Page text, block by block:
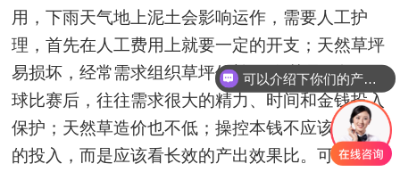
用，下雨天气地上泥土会影响运作，需要人工护
理，首先在人工费用上就要一定的开支；天然草坪
易损坏，经常需求组织草坪修补 ，尤其是一场足
球比赛后，往往需求很大的精力、时间和金钱投入
保护；天然草造价也不低；操控本钱不应该看一次
的投入，而是应该看长效的产出效果比。可供全天
可以介绍下你们的产品么